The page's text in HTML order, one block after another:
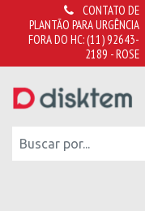
CONTATO DE
PLANTÃO PARA URGÊNCIA
FORA DO HC:(11) 92643-
2189 - ROSE